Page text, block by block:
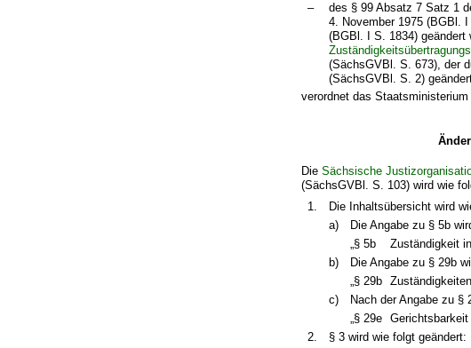
–
des § 99 Absatz 7 Satz 1
4. November 1975 (BGBl.
(BGBl. I S. 1834) geändert
(SächsGVBl. S. 673), der
(SächsGVBl. S. 2)
verordnet das
DieSächsische
(SächsGVBl. S. 103) wird wie
1.
Die Inhaltsübersicht wird
a)
Die Angabe zu § 5b
„§ 5b
Zuständigkeit
b)
Die Angabe zu § 29b
„§ 29b
c)
Nach der Angabe zu §
„§ 29e Gerichtsbarkeit
2.
§ 3 wird wie folgt geändert: